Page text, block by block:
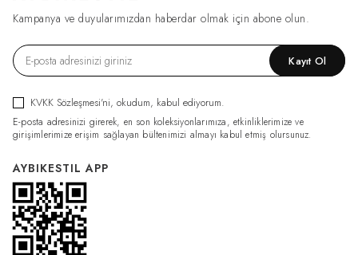
Kampanya ve duyularımızdan haberdar olmak için abone olun.
Kayıt Ol
KVKK Sözleşmesi'ni, okudum, kabul ediyorum.
E-posta adresinizi girerek, en son koleksiyonlarımıza, etkinliklerimize ve
girişimlerimize erişim sağlayan bültenimizi almayı kabul etmiş olursunuz.
AYBIKESTIL APP